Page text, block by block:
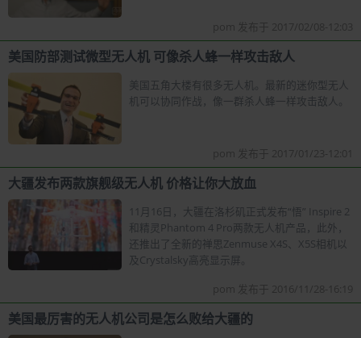
pom 发布于 2017/02/08-12:03
美国防部测试微型无人机 可像杀人蜂一样攻击敌人
美国五角大楼有很多无人机。最新的迷你型无人
机可以协同作战，像一群杀人蜂一样攻击敌人。
pom 发布于 2017/01/23-12:01
大疆发布两款旗舰级无人机 价格让你大放血
11月16日，大疆在洛杉矶正式发布“悟” Inspire 2
和精灵Phantom 4 Pro两款无人机产品，此外，
还推出了全新的禅思Zenmuse X4S、X5S相机以
及Crystalsky高亮显示屏。
pom 发布于 2016/11/28-16:19
美国最厉害的无人机公司是怎么败给大疆的